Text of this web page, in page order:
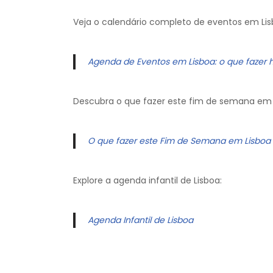
Veja o calendário completo de eventos em
Agenda de Eventos em Lisboa: o que
Descubra o que fazer este fim de semana em
O que fazer este Fim de Semana em Lisboa
Explore a agenda infantil de Lisboa:
Agenda Infantil de Lisboa